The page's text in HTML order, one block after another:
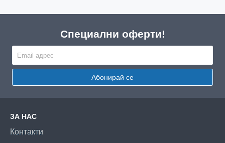
Специални оферти!
Абонирай се
ЗА НАС
Контакти